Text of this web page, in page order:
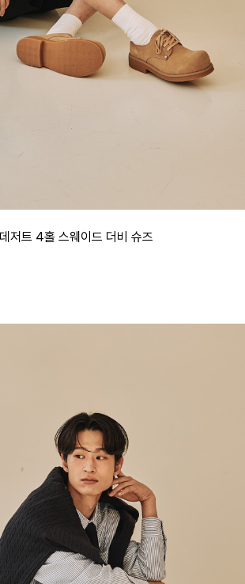
저트 4홀 스웨이드 더비 슈즈